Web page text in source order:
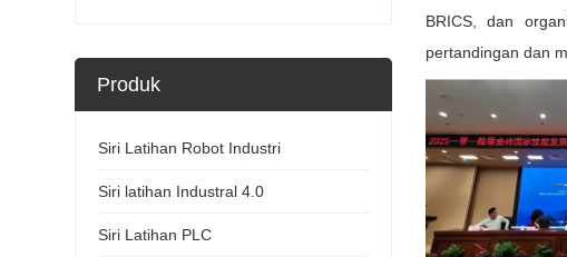
BRICS, dan
pertandingan dan
Produk
Siri Latihan Robot Industri
Siri latihan Industral 4.0
Siri Latihan PLC